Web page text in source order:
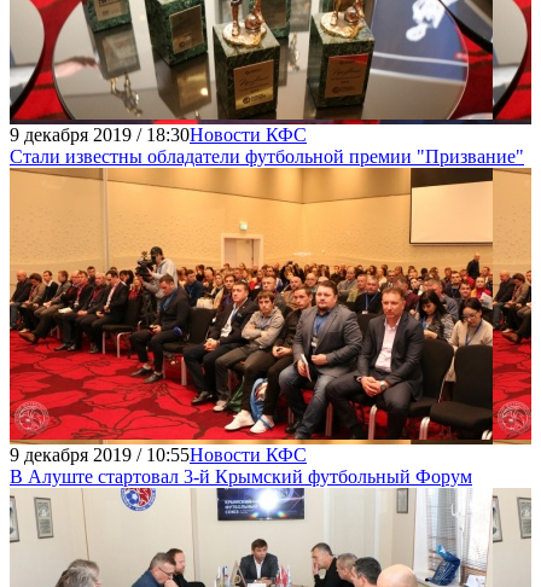
9 декабря 2019 / 18:30Новости КФС
Стали известны обладатели футбольной премии "Призвание"
9 декабря 2019 / 10:55Новости КФС
В Алуште стартовал 3-й Крымский футбольный Форум